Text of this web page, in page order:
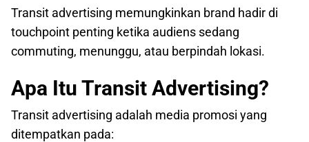
Transit advertising memungkinkan brand hadir di
touchpoint penting ketika audiens sedang
commuting, menunggu, atau berpindah lokasi.
Apa Itu Transit Advertising?
Transit advertising adalah media promosi yang
ditempatkan pada: